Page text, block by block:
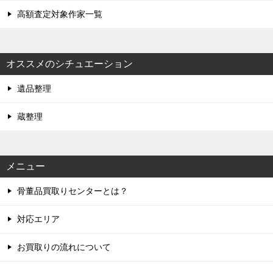
高額査定対象作家一覧
オススメのシチュエーション
遺品整理
蔵整理
メニュー
骨董品買取りセンターとは？
対応エリア
お買取りの流れについて